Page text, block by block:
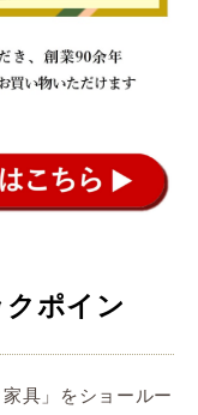
ポイン
具」をショールー